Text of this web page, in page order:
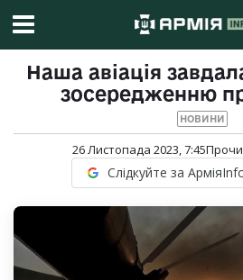
Наша авіація
зосередженню
НОВИНИ
26 Листопада 2023, 7:45
Слідкуйте за